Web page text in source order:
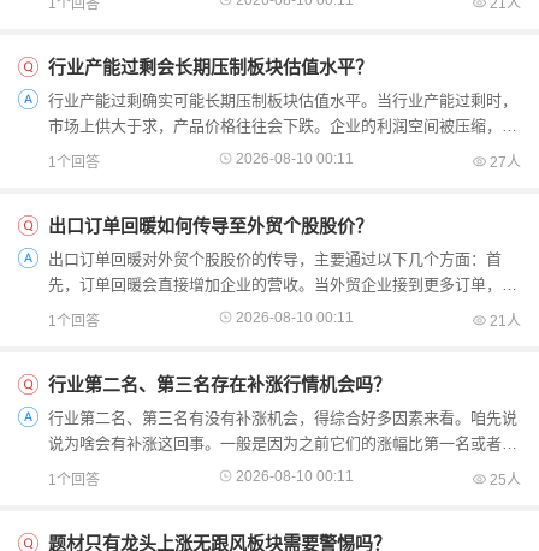
1个回答 21人
行业产能过剩会长期压制板块估值水平？
行业产能过剩确实可能长期压制板块估值水平。当行业产能过剩时，
市场上供大于求，产品价格往往会下跌。企业的利润空间被压缩，盈
利预期降低。投资者对该板块内企业的未来收益不看好，就...
1个回答 2026-08-10 00:11 27人
出口订单回暖如何传导至外贸个股股价？
出口订单回暖对外贸个股股价的传导，主要通过以下几个方面：首
先，订单回暖会直接增加企业的营收。当外贸企业接到更多订单，意
味着未来有更多的产品可以销售出去，这会提升企业的收入预...
1个回答 2026-08-10 00:11 21人
行业第二名、第三名存在补涨行情机会吗？
行业第二名、第三名有没有补涨机会，得综合好多因素来看。咱先说
说为啥会有补涨这回事。一般是因为之前它们的涨幅比第一名或者板
块整体落后了，可能是有啥因素压制着它们没涨起来。那怎...
1个回答 2026-08-10 00:11 25人
题材只有龙头上涨无跟风板块需要警惕吗？